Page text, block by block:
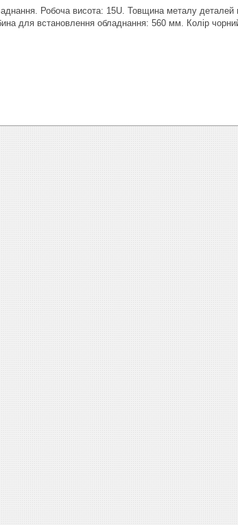
Робоча висота: 15U. Товщина металу
для встановлення обладнання: 560 мм. Колір